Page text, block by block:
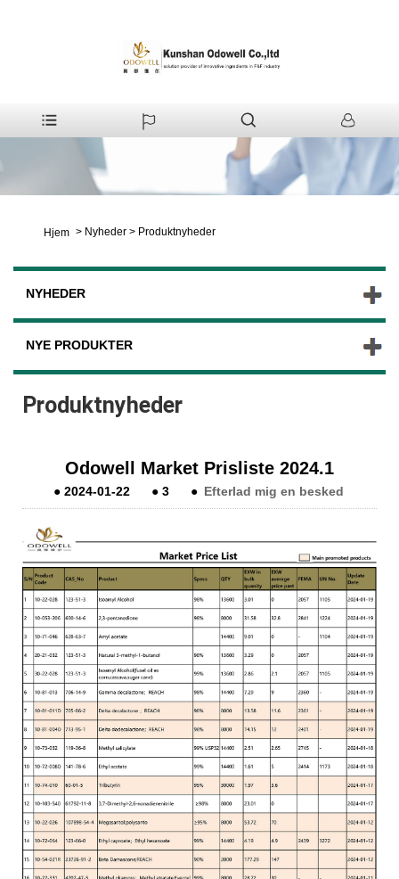
Hjem > Nyheder > Produktnyheder
NYHEDER
NYE PRODUKTER
Produktnyheder
Odowell Market Prisliste 2024.1
● 2024-01-22 ● 3 ● Efterlad mig en besked